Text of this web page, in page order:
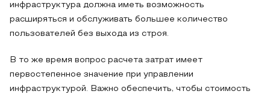
инфраструктура должна иметь возможность
расширяться и обслуживать большее количество
пользователей без выхода из строя.
В то же время вопрос расчета затрат имеет
первостепенное значение при управлении
инфраструктурой. Важно обеспечить, чтобы стоимость